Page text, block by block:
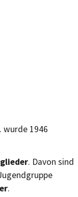
wurde 1946
. Davon sind
.